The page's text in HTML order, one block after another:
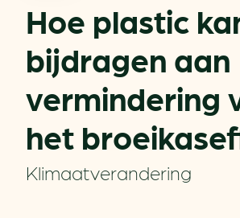
Hoe plastic
bijdragen aan
vermindering
het
Klimaatverandering